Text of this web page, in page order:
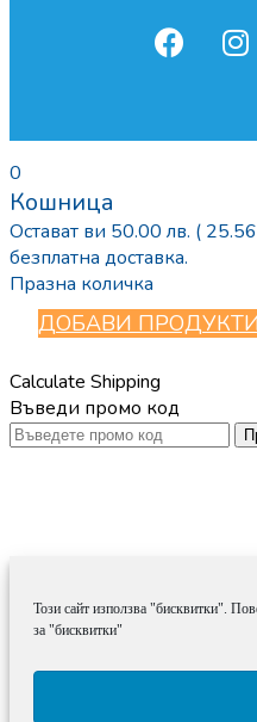
Този сайт използва "бисквитки".
за "бисквитки"
0
Кошница
Остават ви 50.00 лв. (
безплатна доставка.
Празна количка
ДОБАВИ
Calculate Shipping
Въведи промо код